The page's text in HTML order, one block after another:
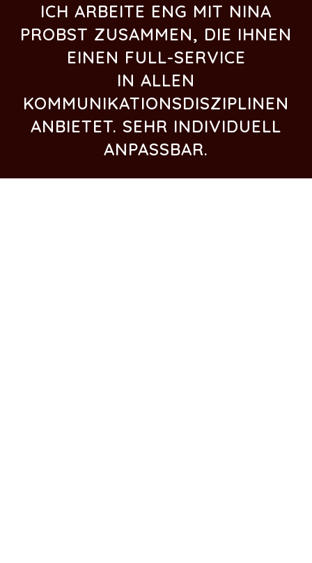
ICH ARBEITE ENG MIT NINA
PROBST ZUSAMMEN, DIE IHNEN
EINEN FULL-SERVICE
IN ALLEN
KOMMUNIKATIONSDISZIPLINEN
ANBIETET. SEHR INDIVIDUELL
ANPASSBAR.